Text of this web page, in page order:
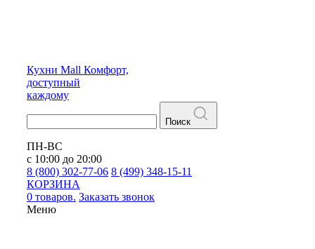
Кухни Mall Комфорт,
доступный
каждому
Поиск
ПН-ВС
с 10:00 до 20:00
8 (800) 302-77-06 8 (499) 348-15-11
КОРЗИНА
0 товаров. Заказать звонок
Меню